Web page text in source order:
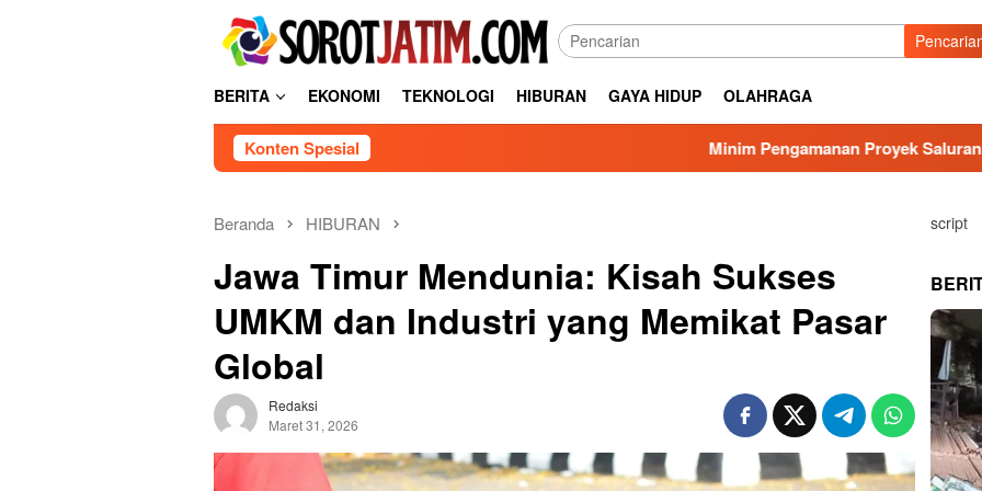
BERITA EKONOMI TEKNOLOGI HIBURAN GAYA HIDUP OLAHRAGA
Konten Spesial Minim Pengamanan Proyek Saluran, DPRD
Beranda HIBURAN
Jawa Timur Mendunia: Kisah Sukses
UMKM dan Industri yang Memikat Pasar
Global
Redaksi
Maret 31, 2026
script